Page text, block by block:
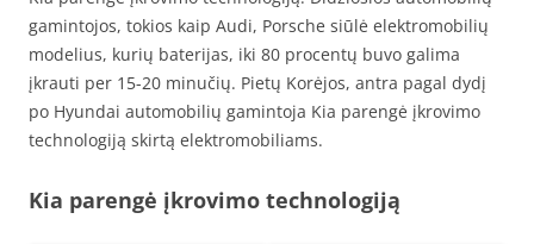
gamintojos, tokios kaip Audi, Porsche siūlė elektromobilių
modelius, kurių baterijas, iki 80 procentų buvo galima
įkrauti per 15-20 minučių. Pietų Korėjos, antra pagal dydį
po Hyundai automobilių gamintoja Kia parengė įkrovimo
technologiją skirtą elektromobiliams.
Kia parengė įkrovimo technologiją